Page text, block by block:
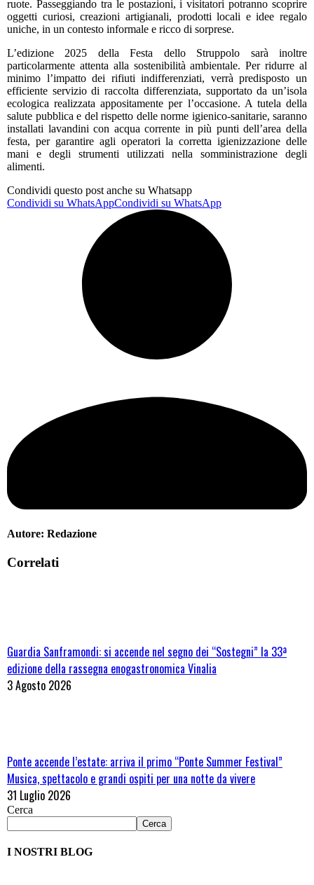
ruote. Passeggiando tra le postazioni, i visitatori potranno scoprire
oggetti curiosi, creazioni artigianali, prodotti locali e idee regalo
uniche, in un contesto informale e ricco di sorprese.
L’edizione 2025 della Festa dello Struppolo sarà inoltre
particolarmente attenta alla sostenibilità ambientale. Per ridurre al
minimo l’impatto dei rifiuti indifferenziati, verrà predisposto un
efficiente servizio di raccolta differenziata, supportato da un’isola
ecologica realizzata appositamente per l’occasione. A tutela della
salute pubblica e del rispetto delle norme igienico-sanitarie, saranno
installati lavandini con acqua corrente in più punti dell’area della
festa, per garantire agli operatori la corretta igienizzazione delle
mani e degli strumenti utilizzati nella somministrazione degli
alimenti.
Condividi questo post anche su Whatsapp
Condividi su WhatsAppCondividi su WhatsApp
Autore: Redazione
Correlati
Guardia Sanframondi: si accende nel segno dei “Sostegni” la 33ª
edizione della rassegna enogastronomica Vinalia
3 Agosto 2026
Ponte accende l’estate: arriva il primo “Ponte Summer Festival”
Musica, spettacolo e grandi ospiti per una notte da vivere
31 Luglio 2026
Cerca
Cerca
I NOSTRI BLOG